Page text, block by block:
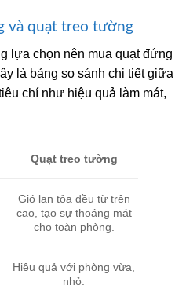
và quạt treo tường
lựa chọn nên mua quạt đứng
là bảng so sánh chi tiết giữa
chí như hiệu quả làm mát,
Quạt treo tường
Gió lan tỏa đều từ trên
cao, tạo sự thoáng mát
cho toàn phòng.
Hiệu quả với phòng vừa,
nhỏ.